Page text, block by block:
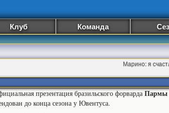
Клуб Команда
Марино: я
презентация бразильского форвардаПармы
до конца сезона у Ювентуса.